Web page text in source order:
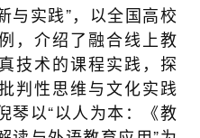
与实践”，以全国高校
，介绍了融合线上教
技术的课程实践，探
判性思维与文化实践
琴以“以人为本：《教